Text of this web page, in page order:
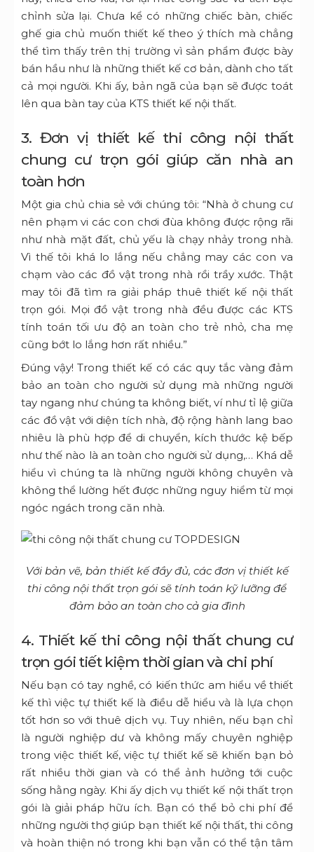
chỉnh sửa lại. Chưa kể có những chiếc bàn, chiếc
ghế gia chủ muốn thiết kế theo ý thích mà chẳng
thể tìm thấy trên thị trường vì sản phẩm được bày
bán hầu như là những thiết kế cơ bản, dành cho tất
cả mọi người. Khi ấy, bản ngã của bạn sẽ được toát
lên qua bàn tay của KTS thiết kế nội thất.
3. Đơn vị thiết kế thi công nội thất
chung cư trọn gói giúp căn nhà an
toàn hơn
Một gia chủ chia sẻ với chúng tôi: “Nhà ở chung cư
nên phạm vi các con chơi đùa không được rộng rãi
như nhà mặt đất, chủ yếu là chạy nhảy trong nhà.
Vì thế tôi khá lo lắng nếu chẳng may các con va
chạm vào các đồ vật trong nhà rồi trầy xước. Thật
may tôi đã tìm ra giải pháp thuê thiết kế nội thất
trọn gói. Mọi đồ vật trong nhà đều được các KTS
tính toán tối ưu độ an toàn cho trẻ nhỏ, cha mẹ
cũng bớt lo lắng hơn rất nhiều.”
Đúng vậy! Trong thiết kế có các quy tắc vàng đảm
bảo an toàn cho người sử dụng mà những người
tay ngang như chúng ta không biết, ví như tỉ lệ giữa
các đồ vật với diện tích nhà, độ rộng hành lang bao
nhiêu là phù hợp để di chuyển, kích thước kệ bếp
như thế nào là an toàn cho người sử dụng,… Khá dễ
hiểu vì chúng ta là những người không chuyên và
không thể lường hết được những nguy hiểm từ mọi
ngóc ngách trong căn nhà.
Với bản vẽ, bản thiết kế đầy đủ, các đơn vị thiết kế
thi công nội thất trọn gói sẽ tính toán kỹ lưỡng để
đảm bảo an toàn cho cả gia đình
4. Thiết kế thi công nội thất chung cư
trọn gói tiết kiệm thời gian và chi phí
Nếu bạn có tay nghề, có kiến thức am hiểu về thiết
kế thì việc tự thiết kế là điều dễ hiểu và là lựa chọn
tốt hơn so với thuê dịch vụ. Tuy nhiên, nếu bạn chỉ
là người nghiệp dư và không mấy chuyên nghiệp
trong việc thiết kế, việc tự thiết kế sẽ khiến bạn bỏ
rất nhiều thời gian và có thể ảnh hưởng tới cuộc
sống hằng ngày. Khi ấy dịch vụ thiết kế nội thất trọn
gói là giải pháp hữu ích. Bạn có thể bỏ chi phí để
những người thợ giúp bạn thiết kế nội thất, thi công
và hoàn thiện nó trong khi bạn vẫn có thể tận tâm